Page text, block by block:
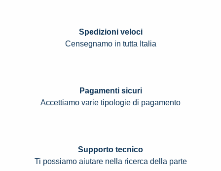
Spedizioni veloci
Censegnamo in tutta Italia
Pagamenti sicuri
Accettiamo varie tipologie di pagamento
Supporto tecnico
Ti possiamo aiutare nella ricerca della parte